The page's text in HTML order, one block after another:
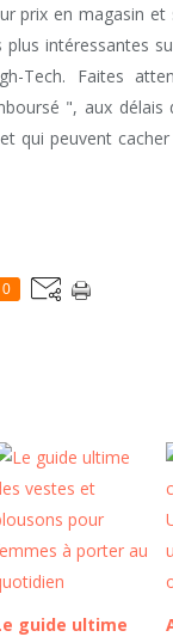
prix en magasin
intéressantes
Tech. Faites
", aux délais
qui peuvent
0
guide ultime